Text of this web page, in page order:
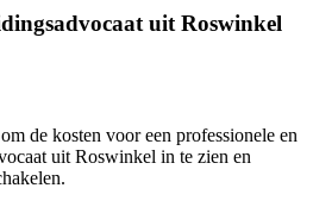
uit Roswinkel
de kosten voor een professionele en
uit Roswinkel in te zien en